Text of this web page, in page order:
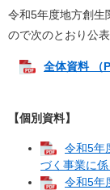
令和5年度地方創生
ので次のとおり公表
全体資料 （
【個別資料】
令和5年
づく事業に
令和5年